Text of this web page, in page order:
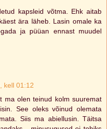
kapsleid võtma. Ehk aitab
ära läheb. Lasin omale ka
ja püüan ennast muudel
kell 01:12
ma olen teinud kolm suuremat
See oleks võinud olemata
Siis ma abiellusin. Täitsa